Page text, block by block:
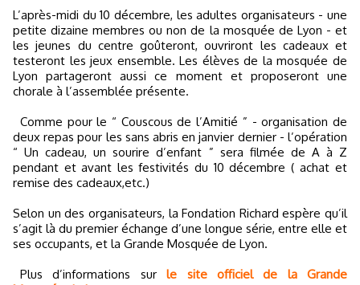
L’après-midi du 10 décembre, les adultes organisateurs - une
petite dizaine membres ou non de la mosquée de Lyon - et
les jeunes du centre goûteront, ouvriront les cadeaux et
testeront les jeux ensemble. Les élèves de la mosquée de
Lyon partageront aussi ce moment et proposeront une
chorale à l’assemblée présente.
Comme pour le “ Couscous de l’Amitié ” - organisation de
deux repas pour les sans abris en janvier dernier - l’opération
“ Un cadeau, un sourire d’enfant ” sera filmée de A à Z
pendant et avant les festivités du 10 décembre ( achat et
remise des cadeaux,etc.)
Selon un des organisateurs, la Fondation Richard espère qu’il
s’agit là du premier échange d’une longue série, entre elle et
ses occupants, et la Grande Mosquée de Lyon.
Plus d’informations surle site officiel de la Grande